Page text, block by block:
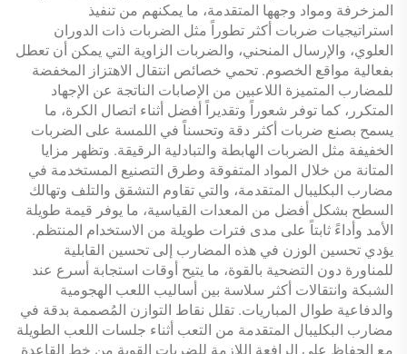
المزخرفة ومواد وجهها المتقدمة، ما يمكنهم من تنفيذ
استراتيجيات ضربات أكثر تطوراً مثل الضربات ذات الدوران
العلوي، والإرسال المنحني، والضربات الزاوية التي يمكن أن تعطل
بفعالية مواقع الخصوم. تحمي خصائص انتقال الاهتزاز المخفضة
للمضارب المتميزة اللاعبين من الإصابات الناتجة عن الإجهاد
المتكرر، كما توفر شعوراً وتقديراً أفضل أثناء اتصال الكرة، ما
يسمح بصنع ضربات أكثر دقة وتحسناً في اللمسة على الضربات
الخفيفة مثل الضربات الهابطة والتبادلية الرقيقة. وتظهر مزايا
المتانة من خلال المواد المتفوقة وطرق التصنيع المستخدمة في
مضارب البكليبال المتقدمة، والتي تقاوم التشقق والتلف وتهالك
السطح بشكل أفضل من المعدات القياسية، ما يوفر قيمة طويلة
الأمد وأداءً ثابتاً على مدى فترات طويلة من الاستخدام المنتظم.
يؤدي تحسين الوزن في هذه المضارب إلى تحسين القابلية
للمناورة دون التضحية بالقوة، ما يتيح أوقات استجابة أسرع عند
الشبكة وانتقالات أكثر سلاسة بين أساليب اللعب الهجومية
والدفاعية طوال المباريات. تقلل نقاط التوازن المُصممة بدقة في
مضارب البكليبال المتقدمة من التعب أثناء جلسات اللعب الطويلة
مع الحفاظ على الرافعة اللازمة للضربات القوية من خط القاعدة